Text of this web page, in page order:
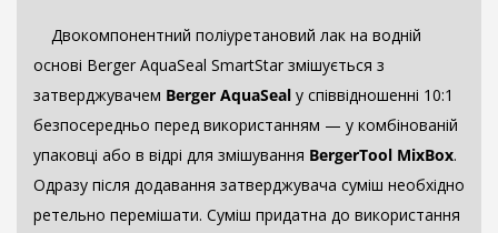
Двокомпонентний поліуретановий лак на водній
основі Berger AquaSeal SmartStar змішується з
затверджувачем Berger AquaSealу співвідношенні 10:1
безпосередньо перед використанням — у комбінованій
упаковці або в відрі для змішування BergerTool MixBox.
Одразу після додавання затверджувача суміш необхідно
ретельно перемішати. Суміш придатна до використання